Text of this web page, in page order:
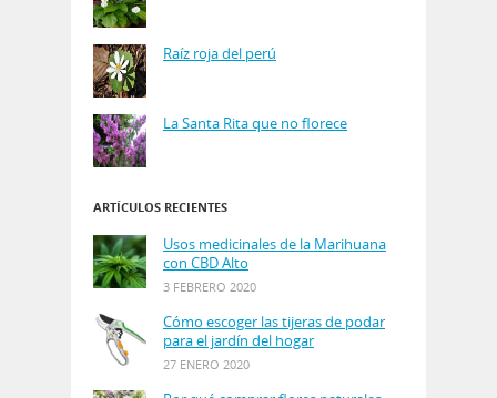
Raíz roja del perú
La Santa Rita que no florece
ARTÍCULOS RECIENTES
Usos medicinales de la Marihuana
con CBD Alto
3 FEBRERO 2020
Cómo escoger las tijeras de podar
para el jardín del hogar
27 ENERO 2020